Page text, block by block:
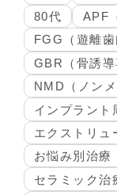
80代
APF
FGG（遊離歯
GBR（骨誘導
NMD（ノン
インプラント
エクストリュ
お悩み別治療
セラミック治